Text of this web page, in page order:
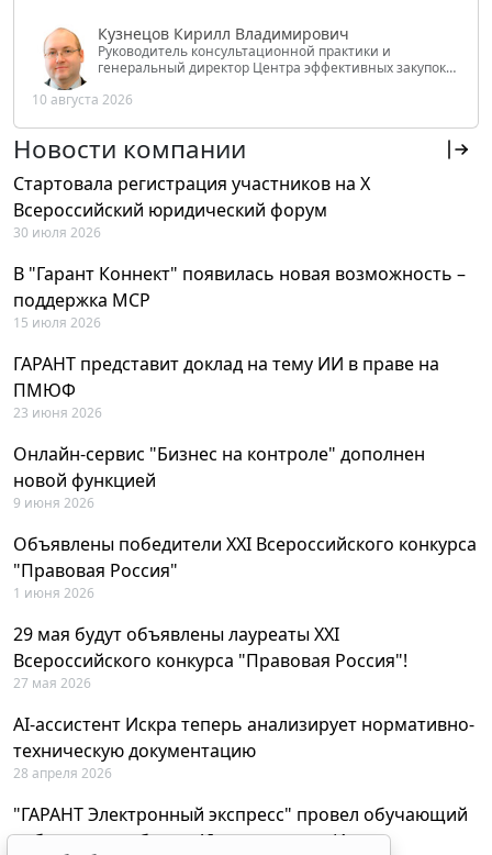
Кузнецов Кирилл Владимирович
Руководитель консультационной практики и
генеральный директор Центра эффективных закупок
РФ
10 августа 2026
Новости компании
Стартовала регистрация участников на X
Всероссийский юридический форум
30 июля 2026
В "Гарант Коннект" появилась новая возможность –
поддержка MCP
15 июля 2026
ГАРАНТ представит доклад на тему ИИ в праве на
ПМЮФ
23 июня 2026
Онлайн-сервис "Бизнес на контроле" дополнен
новой функцией
9 июня 2026
Объявлены победители XXI Всероссийского конкурса
"Правовая Россия"
1 июня 2026
29 мая будут объявлены лауреаты XXI
Всероссийского конкурса "Правовая Россия"!
27 мая 2026
AI-ассистент Искра теперь анализирует нормативно-
техническую документацию
28 апреля 2026
"ГАРАНТ Электронный экспресс" провел обучающий
вебинар по работе с AI-ассистентом Искра